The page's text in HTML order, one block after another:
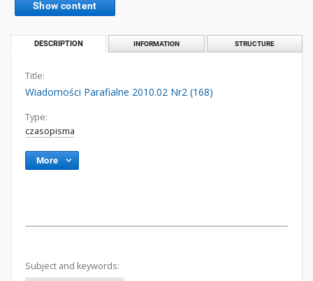
Show content
DESCRIPTION INFORMATION STRUCTURE
Title:
Wiadomości Parafialne 2010.02 Nr2 (168)
Type:
czasopisma
More
Subject and keywords: